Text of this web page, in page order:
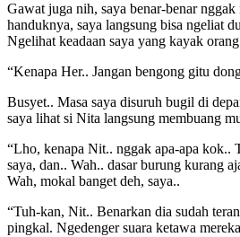
Gawat juga nih, saya benar-benar
handuknya, saya langsung bisa ngeliat
Ngelihat keadaan saya yang kayak
“Kenapa Her.. Jangan bengong gitu
Busyet.. Masa saya disuruh bugil di
saya lihat si Nita langsung membuang
“Lho, kenapa Nit.. nggak apa-apa kok..
saya, dan.. Wah.. dasar burung kurang
Wah, mokal banget deh, saya..
“Tuh-kan, Nit.. Benarkan dia sudah
pingkal. Ngedenger suara ketawa